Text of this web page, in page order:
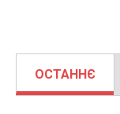
ОСТАННЄ